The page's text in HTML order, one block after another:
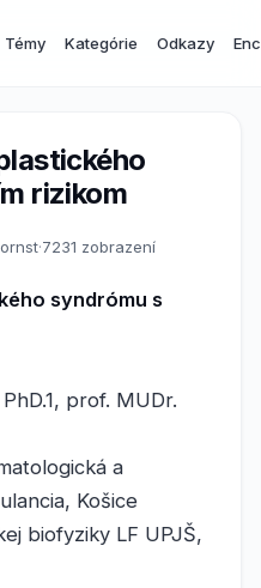
Témy Kategórie Odkazy
rizikom
·7231 zobrazení
syndrómu s
prof. MUDr.
a
Košice
biofyziky LF UPJŠ,